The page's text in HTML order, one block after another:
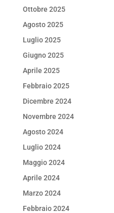
Ottobre 2025
Agosto 2025
Luglio 2025
Giugno 2025
Aprile 2025
Febbraio 2025
Dicembre 2024
Novembre 2024
Agosto 2024
Luglio 2024
Maggio 2024
Aprile 2024
Marzo 2024
Febbraio 2024